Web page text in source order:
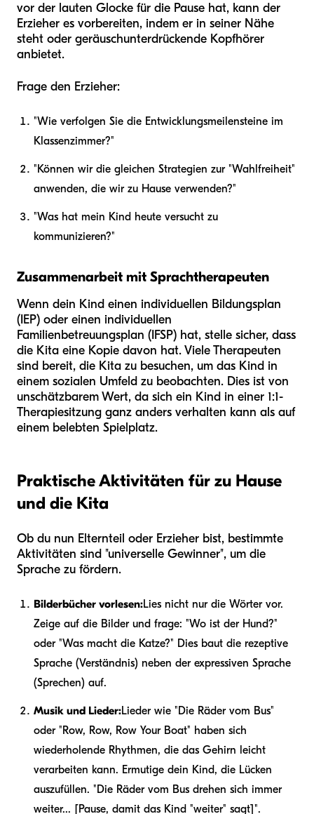
vor der lauten Glocke für die Pause hat, kann der
Erzieher es vorbereiten, indem er in seiner Nähe
steht oder geräuschunterdrückende Kopfhörer
anbietet.
Frage den Erzieher:
"Wie verfolgen Sie die Entwicklungsmeilensteine im
Klassenzimmer?"
"Können wir die gleichen Strategien zur "Wahlfreiheit"
anwenden, die wir zu Hause verwenden?"
"Was hat mein Kind heute versucht zu
kommunizieren?"
Zusammenarbeit mit Sprachtherapeuten
Wenn dein Kind einen individuellen Bildungsplan
(IEP) oder einen individuellen
Familienbetreuungsplan (IFSP) hat, stelle sicher, dass
die Kita eine Kopie davon hat. Viele Therapeuten
sind bereit, die Kita zu besuchen, um das Kind in
einem sozialen Umfeld zu beobachten. Dies ist von
unschätzbarem Wert, da sich ein Kind in einer 1:1-
Therapiesitzung ganz anders verhalten kann als auf
einem belebten Spielplatz.
Praktische Aktivitäten für zu Hause
und die Kita
Ob du nun Elternteil oder Erzieher bist, bestimmte
Aktivitäten sind "universelle Gewinner", um die
Sprache zu fördern.
Bilderbücher vorlesen:Lies nicht nur die Wörter vor.
Zeige auf die Bilder und frage: "Wo ist der Hund?"
oder "Was macht die Katze?" Dies baut die rezeptive
Sprache (Verständnis) neben der expressiven Sprache
(Sprechen) auf.
Musik und Lieder:Lieder wie "Die Räder vom Bus"
oder "Row, Row, Row Your Boat" haben sich
wiederholende Rhythmen, die das Gehirn leicht
verarbeiten kann. Ermutige dein Kind, die Lücken
auszufüllen. "Die Räder vom Bus drehen sich immer
weiter... [Pause, damit das Kind "weiter" sagt]".